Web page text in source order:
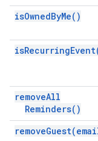
isOwnedByMe( )
isRecurring
removeAll
Reminders( )
removeGuest(